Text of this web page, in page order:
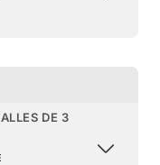
DE 3